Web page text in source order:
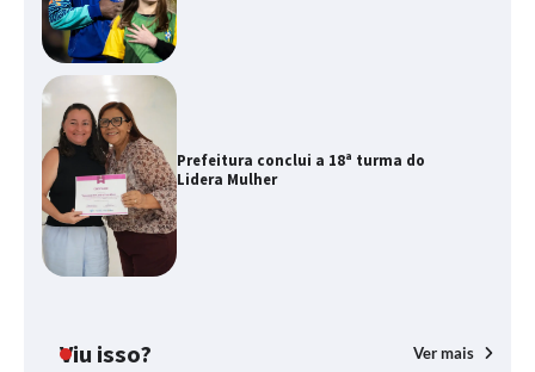
Prefeitura conclui a 18ª turma do
Lidera Mulher
Viu isso? Ver mais